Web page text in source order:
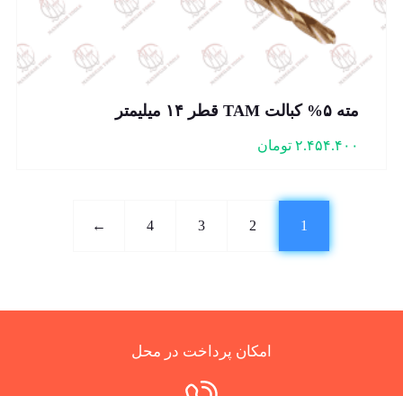
مته ۵% کبالت TAM قطر ۱۴ میلیمتر
۲.۴۵۴.۴۰۰ تومان
1
2
3
4
←
امکان پرداخت در محل